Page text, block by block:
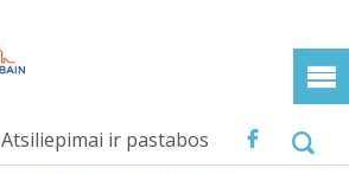
Atsiliepimai ir pastabos